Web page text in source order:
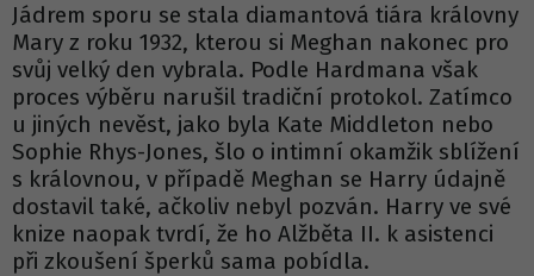
Jádrem sporu se stala diamantová tiára královny
Mary z roku 1932, kterou si Meghan nakonec pro
svůj velký den vybrala. Podle Hardmana však
proces výběru narušil tradiční protokol. Zatímco
u jiných nevěst, jako byla Kate Middleton nebo
Sophie Rhys-Jones, šlo o intimní okamžik sblížení
s královnou, v případě Meghan se Harry údajně
dostavil také, ačkoliv nebyl pozván. Harry ve své
knize naopak tvrdí, že ho Alžběta II. k asistenci
při zkoušení šperků sama pobídla.